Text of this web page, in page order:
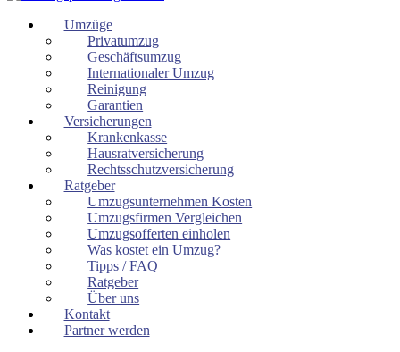
Umzüge
Privatumzug
Geschäftsumzug
Internationaler Umzug
Reinigung
Garantien
Versicherungen
Krankenkasse
Hausratversicherung
Rechtsschutzversicherung
Ratgeber
Umzugsunternehmen Kosten
Umzugsfirmen Vergleichen
Umzugsofferten einholen
Was kostet ein Umzug?
Tipps / FAQ
Ratgeber
Über uns
Kontakt
Partner werden